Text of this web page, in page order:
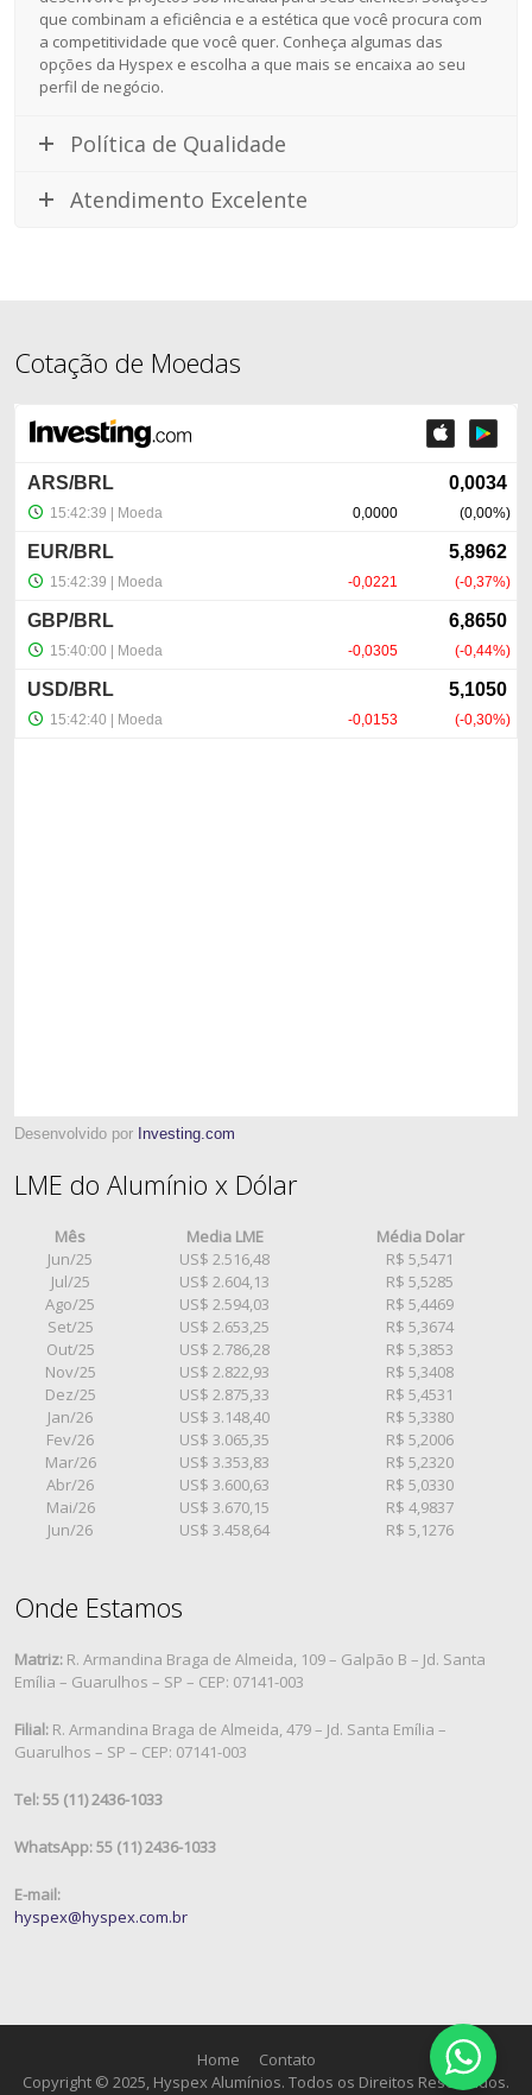
que combinam a eficiência e a estética que você procura com
a competitividade que você quer. Conheça algumas das
opções da Hyspex e escolha a que mais se encaixa ao seu
perfil de negócio.
Política de Qualidade
Atendimento Excelente
Cotação de Moedas
Desenvolvido por Investing.com
LME do Alumínio x Dólar
Mês Media LME
Média Dolar
Jun/25
US$ 2.516,48
R$ 5,5471
Jul/25
US$ 2.604,13
R$ 5,5285
Ago/25
US$ 2.594,03
R$ 5,4469
Set/25
US$ 2.653,25
R$ 5,3674
Out/25
US$ 2.786,28
R$ 5,3853
Nov/25
US$ 2.822,93
R$ 5,3408
Dez/25
US$ 2.875,33
R$ 5,4531
Jan/26
US$ 3.148,40
R$ 5,3380
Fev/26
US$ 3.065,35
R$ 5,2006
Mar/26
US$ 3.353,83
R$ 5,2320
Abr/26
US$ 3.600,63
R$ 5,0330
Mai/26
US$ 3.670,15
R$ 4,9837
Jun/26
US$ 3.458,64 R$ 5,1276
Onde Estamos
Matriz: R. Armandina Braga de Almeida, 109 – Galpão B – Jd. Santa
Emília – Guarulhos – SP – CEP: 07141-003
Filial: R. Armandina Braga de Almeida, 479 – Jd. Santa Emília –
Guarulhos – SP – CEP: 07141-003
Tel: 55 (11) 2436-1033
WhatsApp: 55 (11) 2436-1033
E-mail:
hyspex@hyspex.com.br
Home
Contato
Copyright © 2025, Hyspex Alumínios. Todos os Direitos Reservados.